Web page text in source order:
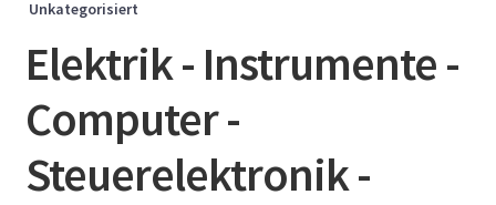
Unkategorisiert
Elektrik - Instrumente -
Computer -
Steuerelektronik -